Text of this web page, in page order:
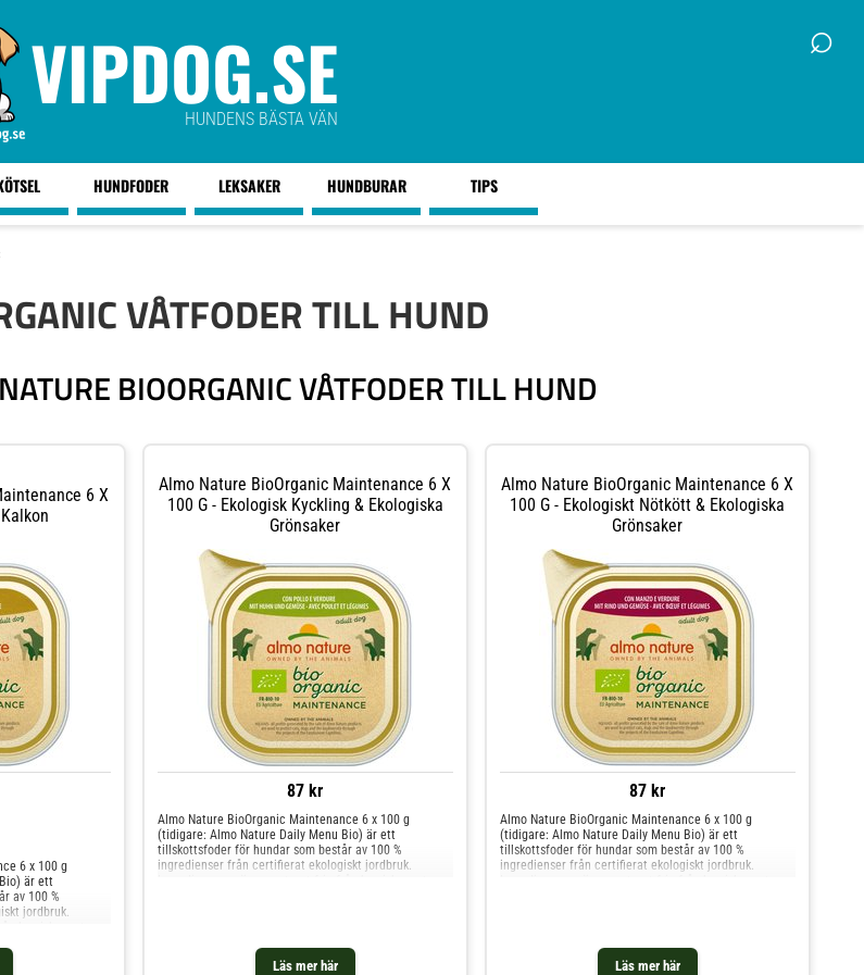
VIPDOG.SE
HUNDENS BÄSTA VÄN
⌕
HUNDFODER LEKSAKER HUNDBURAR TIPS
VÅTFODER TILL HUND
BIOORGANIC VÅTFODER TILL HUND
6 X
6 x 100 g
är ett
av 100 %
jordbruk.
Almo Nature BioOrganic Maintenance 6 X
100 G - Ekologisk Kyckling & Ekologiska
Grönsaker
87 kr
Läs mer här
Almo Nature BioOrganic Maintenance 6 x 100 g
(tidigare: Almo Nature Daily Menu Bio) är ett
tillskottsfoder för hundar som består av 100 %
ingredienser från certifierat ekologiskt jordbruk.
Almo Nature BioOrganic Maintenance 6 X
100 G - Ekologiskt Nötkött & Ekologiska
Grönsaker
87 kr
Läs mer här
Almo Nature BioOrganic Maintenance 6 x 100 g
(tidigare: Almo Nature Daily Menu Bio) är ett
tillskottsfoder för hundar som består av 100 %
ingredienser från certifierat ekologiskt jordbruk.